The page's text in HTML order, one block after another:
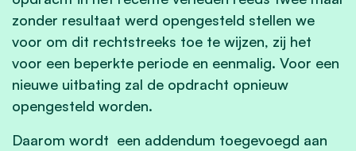
zonder resultaat werd opengesteld stellen we
voor om dit rechtstreeks toe te wijzen, zij het
voor een beperkte periode en eenmalig. Voor een
nieuwe uitbating zal de opdracht opnieuw
opengesteld worden.
Daarom wordt een addendum toegevoegd aan